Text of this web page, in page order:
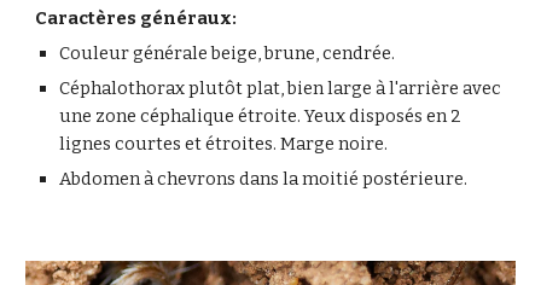
Caractères généraux:
Couleur générale beige, brune, cendrée.
Céphalothorax plutôt plat, bien large à l'arrière avec
une zone céphalique étroite. Yeux disposés en 2
lignes courtes et étroites. Marge noire.
Abdomen à chevrons dans la moitié postérieure.